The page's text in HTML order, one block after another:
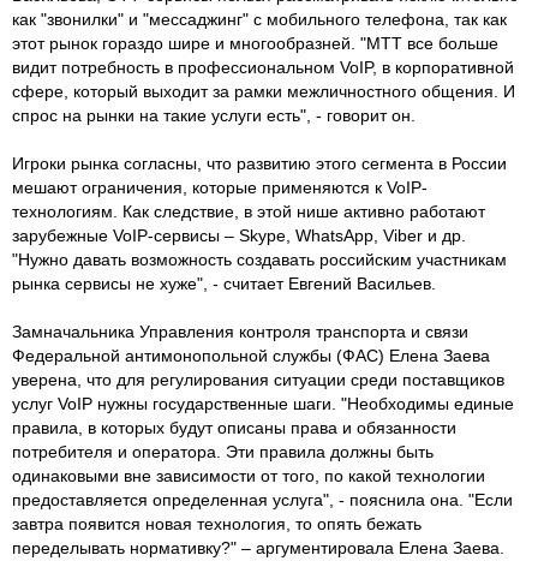
как "звонилки" и "мессаджинг" с мобильного телефона, так как
этот рынок гораздо шире и многообразней. "МТТ все больше
видит потребность в профессиональном VoIP, в корпоративной
сфере, который выходит за рамки межличностного общения. И
спрос на рынки на такие услуги есть", - говорит он.
Игроки рынка согласны, что развитию этого сегмента в России
мешают ограничения, которые применяются к VoIP-
технологиям. Как следствие, в этой нише активно работают
зарубежные VoIP-сервисы – Skype, WhatsApp, Viber и др.
"Нужно давать возможность создавать российским участникам
рынка сервисы не хуже", - считает Евгений Васильев.
Замначальника Управления контроля транспорта и связи
Федеральной антимонопольной службы (ФАС) Елена Заева
уверена, что для регулирования ситуации среди поставщиков
услуг VoIP нужны государственные шаги. "Необходимы единые
правила, в которых будут описаны права и обязанности
потребителя и оператора. Эти правила должны быть
одинаковыми вне зависимости от того, по какой технологии
предоставляется определенная услуга", - пояснила она. "Если
завтра появится новая технология, то опять бежать
переделывать нормативку?" – аргументировала Елена Заева.